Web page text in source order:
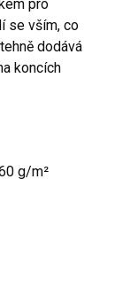
pro
se vším, co
dodává
koncích
g/m²